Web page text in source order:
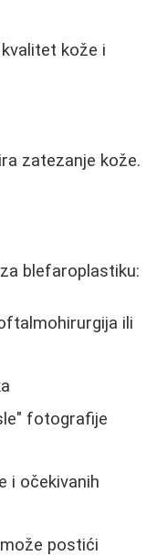
kože i
zatezanje kože.
blefaroplastiku:
ili
fotografije
i očekivanih
postići